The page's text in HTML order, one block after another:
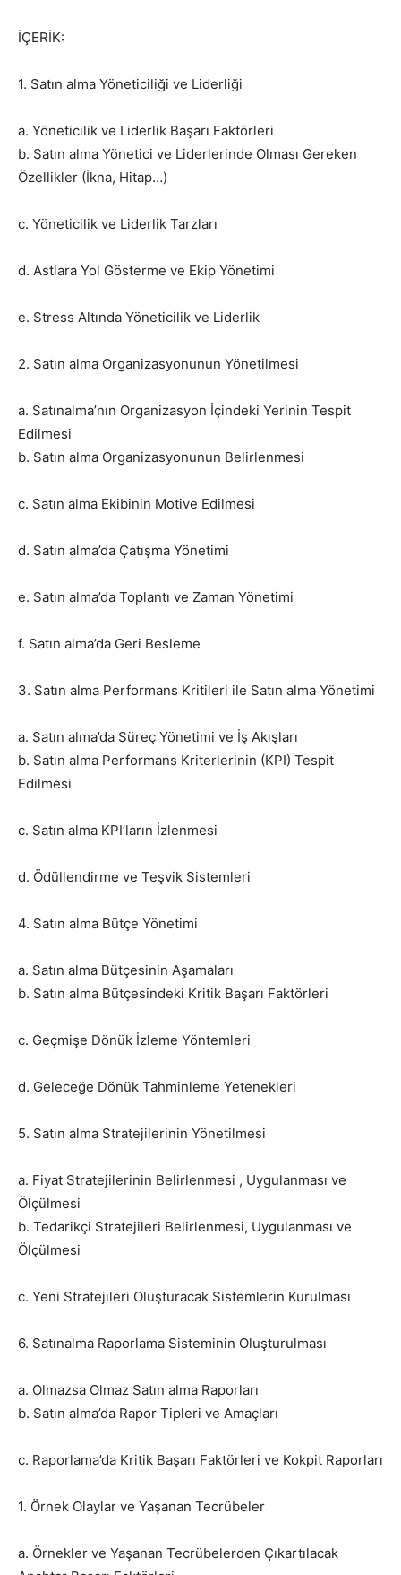
İÇERİK:
1. Satın alma Yöneticiliği ve Liderliği
a. Yöneticilik ve Liderlik Başarı Faktörleri
b. Satın alma Yönetici ve Liderlerinde Olması Gereken
Özellikler (İkna, Hitap…)
c. Yöneticilik ve Liderlik Tarzları
d. Astlara Yol Gösterme ve Ekip Yönetimi
e. Stress Altında Yöneticilik ve Liderlik
2. Satın alma Organizasyonunun Yönetilmesi
a. Satınalma’nın Organizasyon İçindeki Yerinin Tespit
Edilmesi
b. Satın alma Organizasyonunun Belirlenmesi
c. Satın alma Ekibinin Motive Edilmesi
d. Satın alma’da Çatışma Yönetimi
e. Satın alma’da Toplantı ve Zaman Yönetimi
f. Satın alma’da Geri Besleme
3. Satın alma Performans Kritileri ile Satın alma Yönetimi
a. Satın alma’da Süreç Yönetimi ve İş Akışları
b. Satın alma Performans Kriterlerinin (KPI) Tespit
Edilmesi
c. Satın alma KPI’ların İzlenmesi
d. Ödüllendirme ve Teşvik Sistemleri
4. Satın alma Bütçe Yönetimi
a. Satın alma Bütçesinin Aşamaları
b. Satın alma Bütçesindeki Kritik Başarı Faktörleri
c. Geçmişe Dönük İzleme Yöntemleri
d. Geleceğe Dönük Tahminleme Yetenekleri
5. Satın alma Stratejilerinin Yönetilmesi
a. Fiyat Stratejilerinin Belirlenmesi , Uygulanması ve
Ölçülmesi
b. Tedarikçi Stratejileri Belirlenmesi, Uygulanması ve
Ölçülmesi
c. Yeni Stratejileri Oluşturacak Sistemlerin Kurulması
6. Satınalma Raporlama Sisteminin Oluşturulması
a. Olmazsa Olmaz Satın alma Raporları
b. Satın alma’da Rapor Tipleri ve Amaçları
c. Raporlama’da Kritik Başarı Faktörleri ve Kokpit Raporları
1. Örnek Olaylar ve Yaşanan Tecrübeler
a. Örnekler ve Yaşanan Tecrübelerden Çıkartılacak